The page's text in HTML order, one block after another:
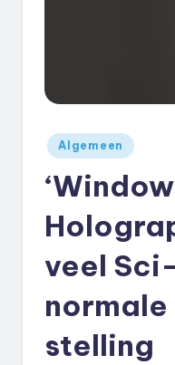
Geplaatst
in
Algemeen
veel
normale
stelling